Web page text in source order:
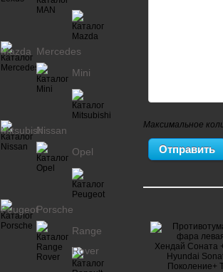
Максимальное
Mazda Mercedes
Mini
MitsubishiNissan
Opel
PeugeotPorsche
Range
Rover